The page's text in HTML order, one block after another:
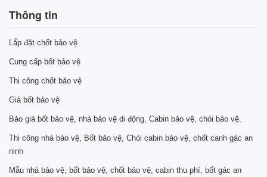
Thông tin
Lắp đặt chốt bảo vệ
Cung cấp bốt bảo vệ
Thi công chốt bảo vệ
Giá bốt bảo vệ
Báo giá bốt bảo vệ, nhà bảo vệ di động, Cabin bảo vệ, chòi bảo vệ.
Thi công nhà bảo vệ, Bốt bảo vệ, Chòi cabin bảo vệ, chốt canh gác an
ninh
Mẫu nhà bảo vệ, bốt bảo vệ, chốt bảo vệ, cabin thu phí, bốt gác an